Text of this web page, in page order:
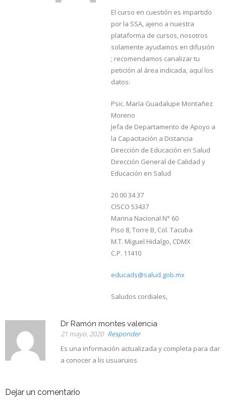
El curso en cuestión es impartido
por la SSA, ajeno a nuestra
plataforma de cursos, nosotros
solamente ayudamos en difusión
; recomendamos canalizar tu
petición al área indicada, aquí los
datos:
Psic. María Guadalupe Montañez
Moreno
Jefa de Departamento de Apoyo a
la Capacitación a Distancia
Dirección de Educación en Salud
Dirección General de Calidad y
Educación en Salud
20 00 34 37
CISCO 53437
Marina Nacional N° 60
Piso 8, Torre B, Col. Tacuba
M.T. Miguel Hidalgo, CDMX
C.P. 11410
educads@salud.gob.mx
Saludos cordiales,
Dr Ramón montes valencia
21 mayo, 2020 Responder
Es una información actualizada y completa para dar
a conocer a lis usuaruios
Dejar un comentario